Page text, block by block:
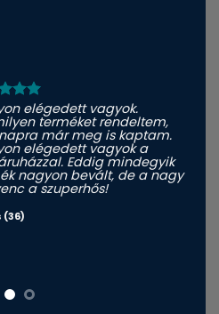
elégedett vagyok.
terméket rendeltem,
már meg is kaptam.
elégedett vagyok a
Eddig mindegyik
nagyon bevált, de a nagy
a szuperhős!
(36)